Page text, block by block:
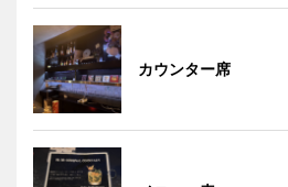
カウンター席